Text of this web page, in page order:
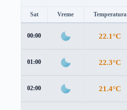
Sat Vreme Temperatura
00:00 22.1°C
01:00 22.3°C
02:00 21.4°C